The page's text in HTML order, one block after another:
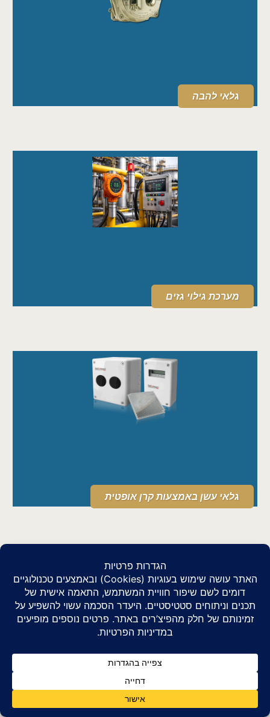
גלאי להבה
מערכת גילוי גזים
גלאי עשן באמצעות קרן אופטית
מערכות יניקה | מערכת יניקת עשן לגילוי אש
מוקדם
שירות או יעוץ? ניתן לשוחח איתנו
Open chaty